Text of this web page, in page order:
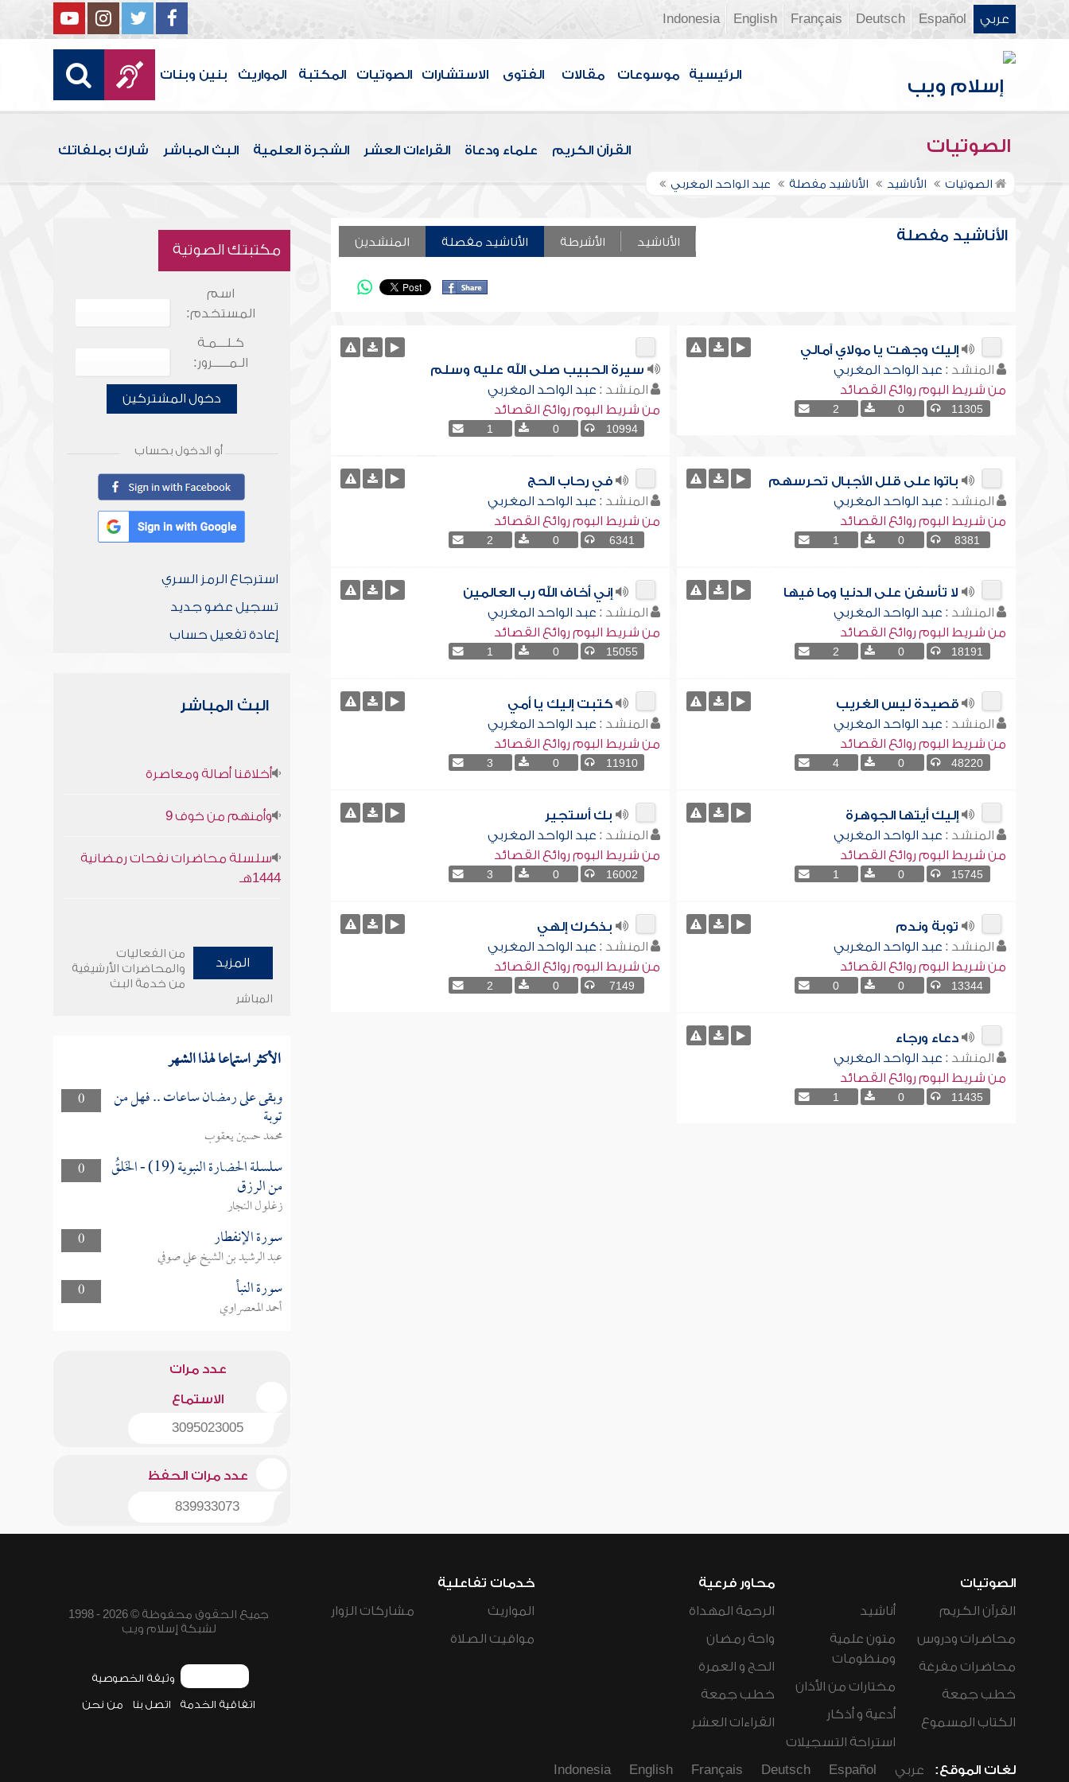
عربي Español
Deutsch
Français
English
Indonesia
الرئيسية موسوعات مقالات الفتوى الاستشارات الصوتيات المكتبة المواريث بنين وبنات
الصوتيات القرآن الكريم علماء ودعاة القراءات العشر الشجرة العلمية البث المباشر شارك بملفاتك
الصوتيات الأناشيد الأناشيد مفصلة عبد الواحد المغربي
الأناشيد مفصلة الأناشيد الأشرطة الأناشيد مفصلة المنشدين
إليك وجهت يا مولاي آمالي
المنشد : عبد الواحد المغربي
من شريط البوم روائع القصائد
11305
0
2
سيرة الحبيب صلى الله عليه وسلم
المنشد : عبد الواحد المغربي
من شريط البوم روائع القصائد
10994
0
1
باتوا على قلل الأجبال تحرسهم
المنشد : عبد الواحد المغربي
من شريط البوم روائع القصائد
8381
0
1
في رحاب الحج
المنشد : عبد الواحد المغربي
من شريط البوم روائع القصائد
6341
0
2
لا تأسفن على الدنيا وما فيها
المنشد : عبد الواحد المغربي
من شريط البوم روائع القصائد
18191
0
2
إني أخاف الله رب العالمين
المنشد : عبد الواحد المغربي
من شريط البوم روائع القصائد
15055
0
1
قصيدة ليس الغريب
المنشد : عبد الواحد المغربي
من شريط البوم روائع القصائد
48220
0
4
كتبت إليك يا أمي
المنشد : عبد الواحد المغربي
من شريط البوم روائع القصائد
11910
0
3
إليك أيتها الجوهرة
المنشد : عبد الواحد المغربي
من شريط البوم روائع القصائد
15745
0
1
بك أستجير
المنشد : عبد الواحد المغربي
من شريط البوم روائع القصائد
16002
0
3
توبة وندم
المنشد : عبد الواحد المغربي
من شريط البوم روائع القصائد
13344
0
0
بذكرك إلهي
المنشد : عبد الواحد المغربي
من شريط البوم روائع القصائد
7149
0
2
دعاء ورجاء
المنشد : عبد الواحد المغربي
من شريط البوم روائع القصائد
11435
0
1
مكتبتك الصوتية
اسم
المستخدم:
كـلـــمـة
الـمـــــرور:
دخول المشتركين
أو الدخول بحساب
استرجاع الرمز السري
تسجيل عضو جديد
إعادة تفعيل حساب
البث المباشر
أخلاقنا أصالة ومعاصرة
وأمنهم من خوف 9
سلسلة محاضرات نفحات رمضانية
1444هـ
المزيد
من الفعاليات
والمحاضرات الأرشيفية
من خدمة البث
المباشر
الأكثر استماعا لهذا الشهر
0 وبقى على رمضان ساعات .. فهل من
توبة
محمد حسين يعقوب
0
سلسلة الحضارة النبوية (19) - الخَلقُ
من الرزق
زغلول النجار
0
سورة الإنفطار
عبد الرشيد بن الشيخ علي صوفي
0
سورة النبأ
أحمد المعصراوي
عدد مرات
الاستماع
3095023005
عدد مرات الحفظ
839933073
الصوتيات
القرآن الكريم
محاضرات ودروس
محاضرات مفرغة
خطب جمعة
الكتاب المسموع
أناشيد
متون علمية
ومنظومات
مختارات من الأذان
أدعية و أذكار
استراحة التسجيلات
محاور فرعية
الرحمة المهداة
واحة رمضان
الحج و العمرة
خطب جمعة
القراءات العشر
خدمات تفاعلية
المواريث
مواقيت الصلاة
مشاركات الزوار
جميع الحقوق محفوظة © 2026 - 1998
لشبكة إسلام ويب
وثيقة الخصوصية
اتفاقية الخدمة اتصل بنا من نحن
لغات الموقع: عربي Español
Deutsch
Français
English
Indonesia